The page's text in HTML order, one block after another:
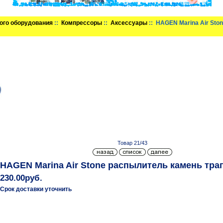
оборудования :: Компрессоры ::Аксессуары :: HAGEN Marina Air
Товар 21/43
HAGEN Marina Air Stone распылитель камень
230.00руб.
Срок доставки уточнить